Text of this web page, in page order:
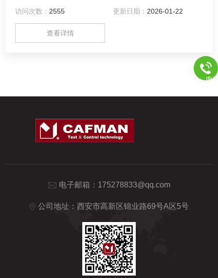
访问次数： 2555 更新日期： 2026-01-22
查看详情
电子邮箱： 175278833@qq.com
公司地址：西安市高新区锦业路69号A区5号
电